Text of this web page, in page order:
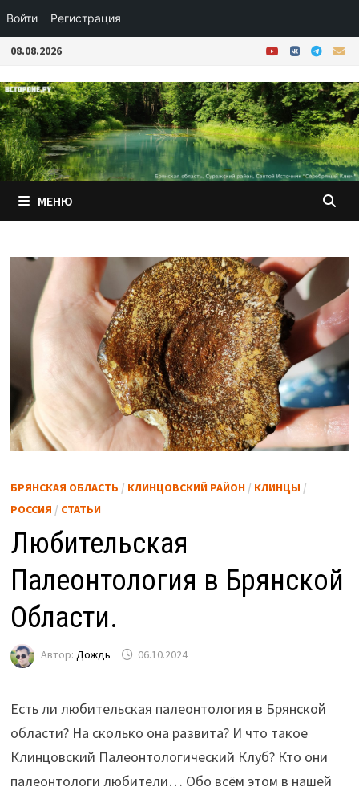
Войти Регистрация
Перейти
содержимому
08.08.2026
МЕНЮ
БРЯНСКАЯ ОБЛАСТЬ / КЛИНЦОВСКИЙ РАЙОН/ КЛИНЦЫ /
РОССИЯ / СТАТЬИ
Любительская
Палеонтология в Брянской
Области.
Автор: Дождь 06.10.2024
Есть ли любительская палеонтология в Брянской
области? На сколько она развита? И что такое
Клинцовский Палеонтологический Клуб? Кто они
палеонтологи любители… Обо всём этом в нашей